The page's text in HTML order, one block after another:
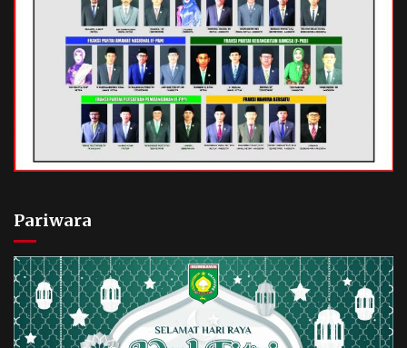
Pariwara